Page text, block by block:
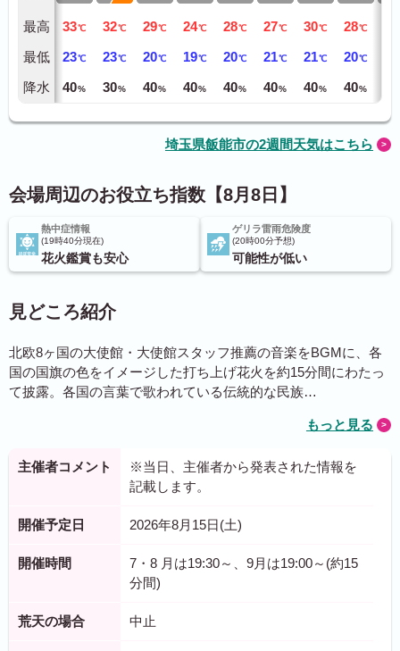
最高
最低
降水
33℃
23℃
40%
32℃
23℃
30%
29℃
20℃
40%
24℃
19℃
40%
28℃
20℃
40%
27℃
21℃
40%
30℃
21℃
40%
28℃
20℃
40%
埼玉県飯能市の2週間天気はこちら
会場周辺のお役立ち指数【8月8日】
熱中症情報
19時40分現在
花火鑑賞も安心
ゲリラ雷雨危険度
20時00分予想
可能性が低い
見どころ紹介
北欧8ヶ国の大使館・大使館スタッフ推薦の音楽をBGMに、各
国の国旗の色をイメージした打ち上げ花火を約15分間にわたっ
て披露。各国の言葉で歌われている伝統的な民族…
もっと見る
主催者コメント
※当日、主催者から発表された情報を
記載します。
開催予定日 2026年8月15日(土)
開催時間
7・8 月は19:30～、9月は19:00～(約15
分間)
荒天の場合 中止